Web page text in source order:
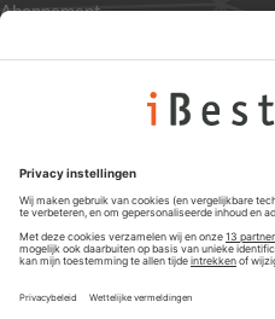
Abonnement
Privacyinstellingen